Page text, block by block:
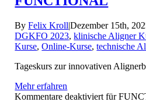
ByFelix Kroll|Dezember 15th,
DGKFO 2023,klinische Aligner
Kurse,Online-Kurse,technische
Tageskurs zur innovativen
Mehr erfahren
Kommentare deaktiviert für